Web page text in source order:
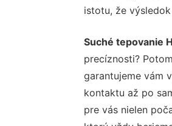
istotu, že
Suché tepovanie
precíznosti?
garantujeme vám
kontaktu až po
pre vás nielen